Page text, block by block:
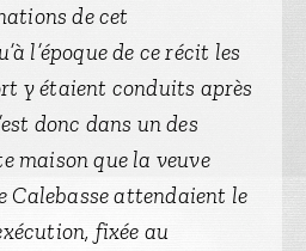
de cet
l’époque de ce récit les
y étaient conduits après
donc dans un des
maison que la veuve
attendaient le
fixée au